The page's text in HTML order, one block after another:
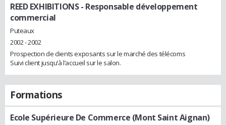
REED EXHIBITIONS- Responsable développement
commercial
Puteaux
2002 - 2002
Prospection de clients exposants sur le marché des télécoms
Suivi client jusqu’à l’accueil sur le salon.
Formations
Ecole Supérieure De Commerce (Mont Saint Aignan)